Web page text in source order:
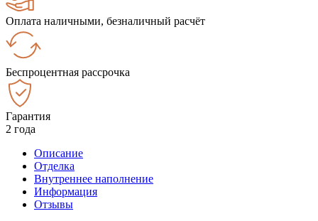
Оплата наличными, безналичный расчёт
Беспроцентная рассрочка
Гарантия
2 года
Описание
Отделка
Внутреннее наполнение
Информация
Отзывы